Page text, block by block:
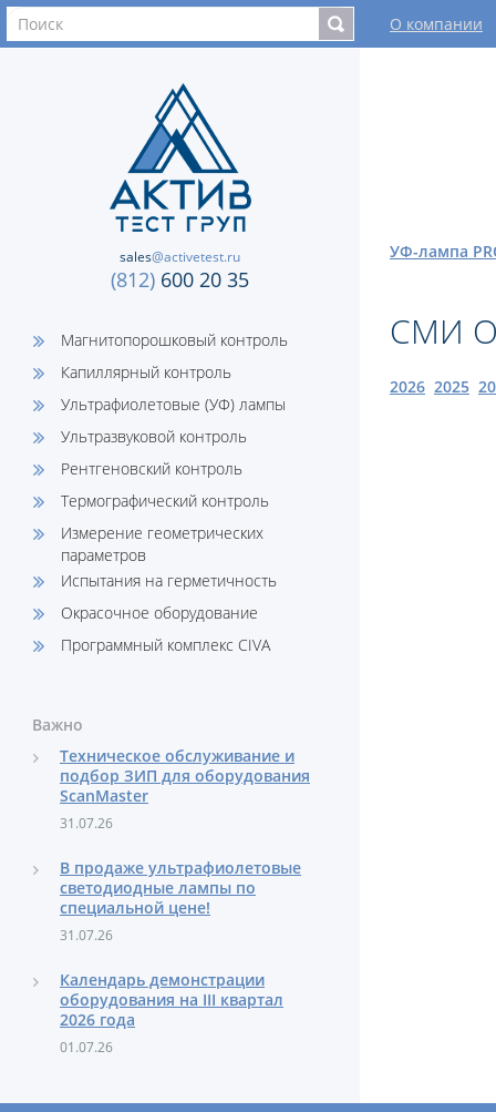
О компании
sales@activetest.ru
(812) 600 20 35
Магнитопорошковый контроль
Капиллярный контроль
Ультрафиолетовые (УФ) лампы
Ультразвуковой контроль
Рентгеновский контроль
Термографический контроль
Измерение геометрических
параметров
Испытания на герметичность
Окрасочное оборудование
Программный комплекс CIVA
Важно
Техническое обслуживание и
подбор ЗИП для оборудования
ScanMaster
31.07.26
В продаже ультрафиолетовые
светодиодные лампы по
специальной цене!
31.07.26
Календарь демонстрации
оборудования на III квартал
2026 года
01.07.26
УФ-лампа
СМИ
2026 2025